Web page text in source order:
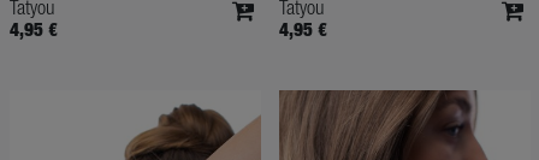
Tatyou
4,95 €
Tatyou
4,95 €